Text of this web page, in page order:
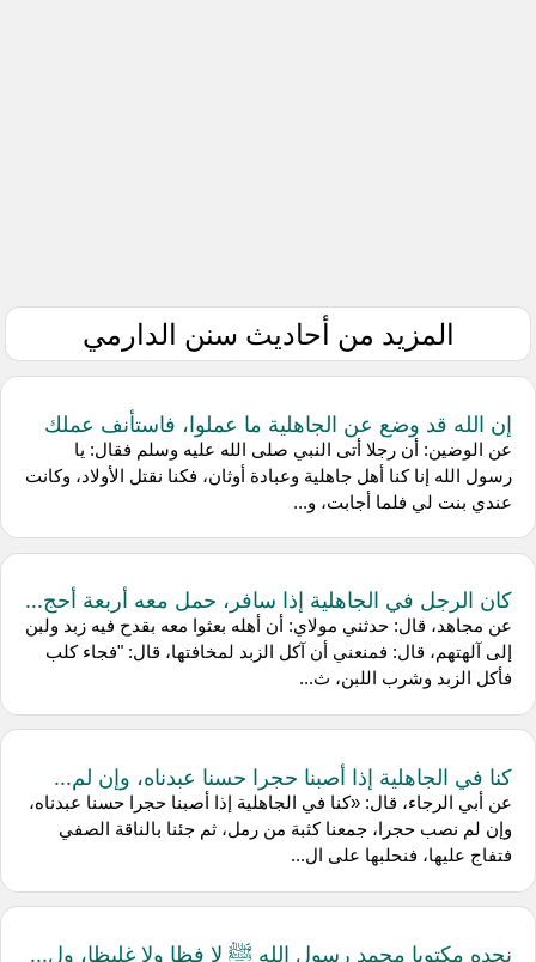
المزيد من أحاديث سنن الدارمي
إن الله قد وضع عن الجاهلية ما عملوا، فاستأنف عملك
عن الوضين: أن رجلا أتى النبي صلى الله عليه وسلم فقال: يا
رسول الله إنا كنا أهل جاهلية وعبادة أوثان، فكنا نقتل الأولاد، وكانت
عندي بنت لي فلما أجابت، و...
كان الرجل في الجاهلية إذا سافر، حمل معه أربعة أحج...
عن مجاهد، قال: حدثني مولاي: أن أهله بعثوا معه بقدح فيه زبد ولبن
إلى آلهتهم، قال: فمنعني أن آكل الزبد لمخافتها، قال: "فجاء كلب
فأكل الزبد وشرب اللبن، ث...
كنا في الجاهلية إذا أصبنا حجرا حسنا عبدناه، وإن لم...
عن أبي الرجاء، قال: «كنا في الجاهلية إذا أصبنا حجرا حسنا عبدناه،
وإن لم نصب حجرا، جمعنا كثبة من رمل، ثم جئنا بالناقة الصفي
فتفاج عليها، فنحلبها على ال...
نجده مكتوبا محمد رسول الله ﷺ لا فظا ولا غليظا، ول...